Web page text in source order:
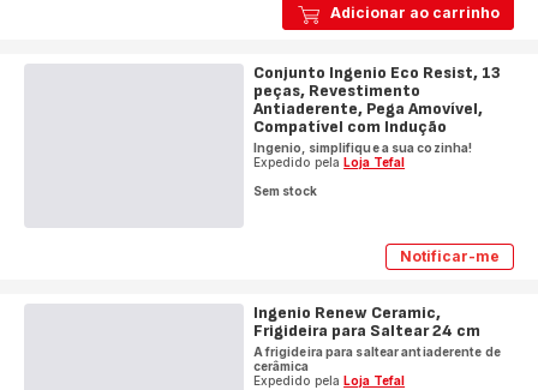
Adicionar ao carrinho
Notificar-me
Conjunto
13
peças,
Conjunto Ingenio Eco Resist, 13
peças, Revestimento
Antiaderente, Pega Amovível,
Compatível com Indução
Ingenio, simplifique a sua cozinha!
Expedido pela Loja Tefal
Sem stock
Ingenio Renew Ceramic,
Frigideira para Saltear 24 cm
A frigideira para saltear antiaderente de
cerâmica
Expedido pela Loja Tefal